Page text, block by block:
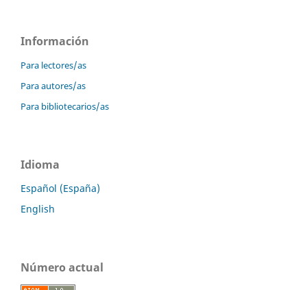
Información
Para lectores/as
Para autores/as
Para bibliotecarios/as
Idioma
Español (España)
English
Número actual